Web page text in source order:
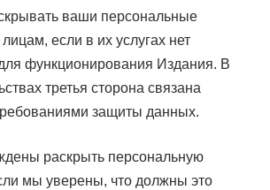
ваши персональные
если в их услугах нет
функционирования Издания. В
третья сторона связана
защиты данных.
раскрыть персональную
мы уверены, что должны это